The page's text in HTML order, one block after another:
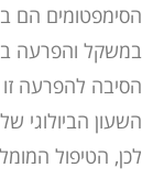
הסימפטומים הם
במשקל והפרעה
הסיבה להפרעה
השעון הביולוגי
לכן, הטיפול